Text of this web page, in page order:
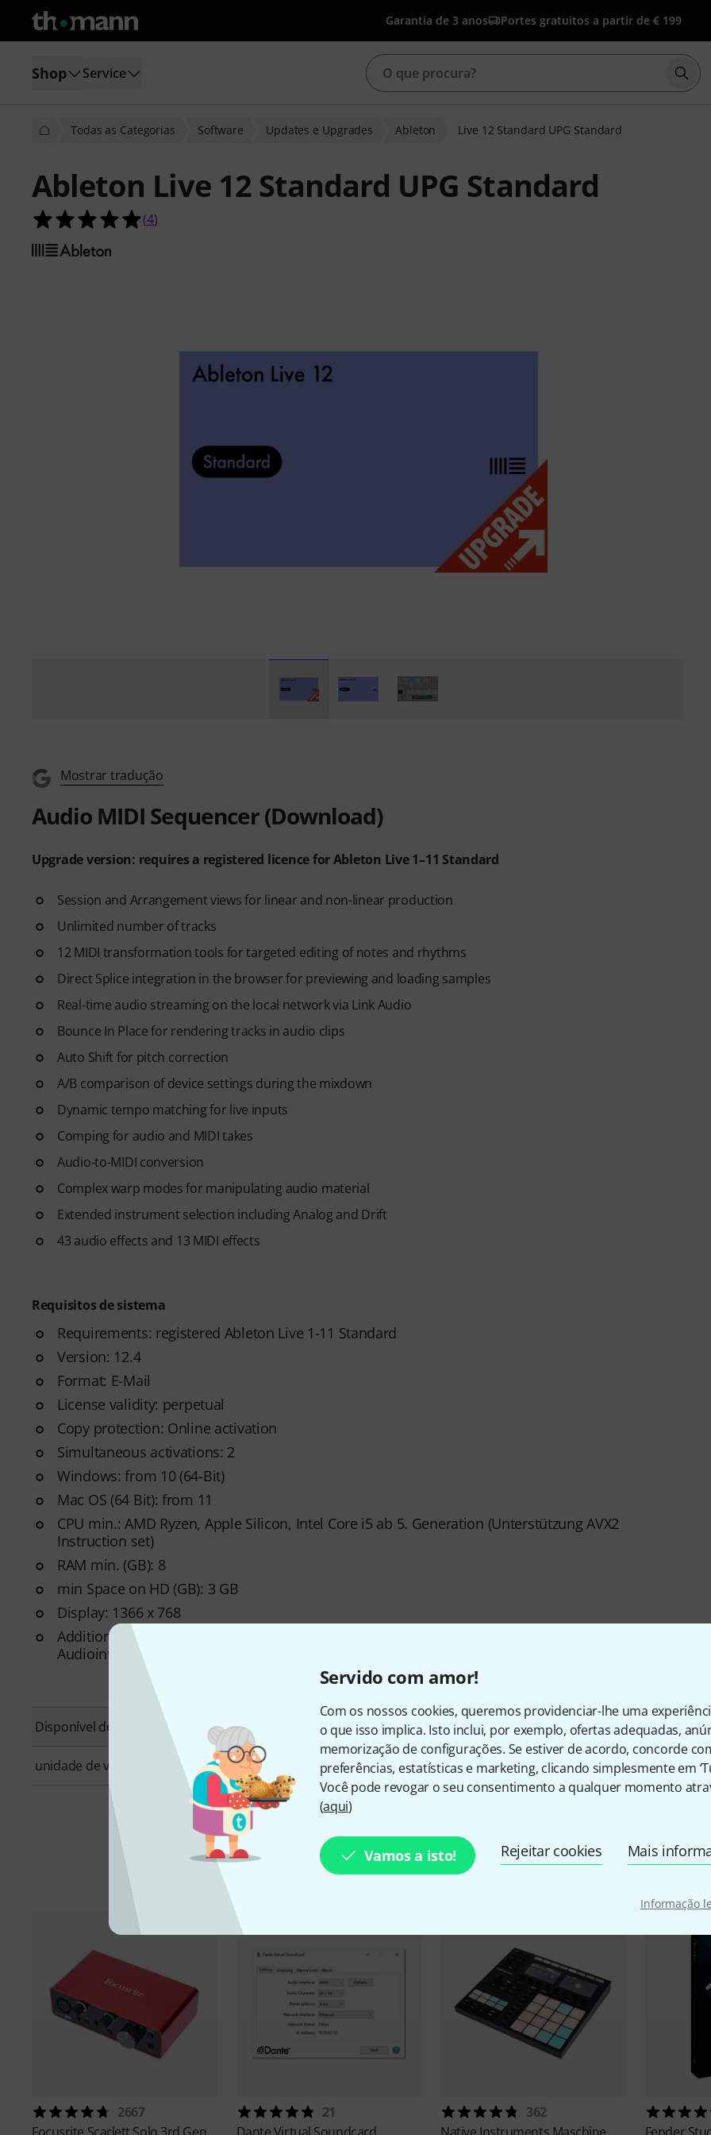
Servido com amor!
Com os nossos cookies, queremos providenciar-lhe uma
o que isso implica. Isto inclui, por exemplo, ofertas adequadas,
memorização de configurações. Se estiver de acordo, concorde
preferências, estatísticas e marketing, clicando simplesmente em
Você pode revogar o seu consentimento a qualquer momento
(aqui)
Vamos a isto! Rejeitar cookies Mais
Informação
Garantia de 3 anos Portes gratuitos a partir de € 199
Shop Service
Todas as Categorias Software Updates e Upgrades Ableton Live 12 Standard UPG Standard
Ableton Live 12 Standard UPG Standard
5.0 de 5 estrelas de 4 avaliações de clientes
(4)
Mostrar tradução
Audio MIDI Sequencer (Download)
Upgrade version: requires a registered licence for Ableton Live 1–11 Standard
Session and Arrangement views for linear and non-linear production
Unlimited number of tracks
12 MIDI transformation tools for targeted editing of notes and rhythms
Direct Splice integration in the browser for previewing and loading samples
Real-time audio streaming on the local network via Link Audio
Bounce In Place for rendering tracks in audio clips
Auto Shift for pitch correction
A/B comparison of device settings during the mixdown
Dynamic tempo matching for live inputs
Comping for audio and MIDI takes
Audio-to-MIDI conversion
Complex warp modes for manipulating audio material
Extended instrument selection including Analog and Drift
43 audio effects and 13 MIDI effects
Requisitos de sistema
Requirements: registered Ableton Live 1-11 Standard
Version: 12.4
Format: E-Mail
License validity: perpetual
Copy protection: Online activation
Simultaneous activations: 2
Windows: from 10 (64-Bit)
Mac OS (64 Bit): from 11
CPU min.: AMD Ryzen, Apple Silicon, Intel Core i5 ab 5. Generation (Unterstützung AVX2
Instruction set)
RAM min. (GB): 8
min Space on HD (GB): 3 GB
Display: 1366 x 768
Additional System requirements: Internet Connection for Installation and Activation, ASIO-comp.
Audiointerface (Windows)
Disponível desde Outubro 2024 número de artigo 603474
unidade de venda 1 peça(s)
Acessórios e artigos
2667
21
362